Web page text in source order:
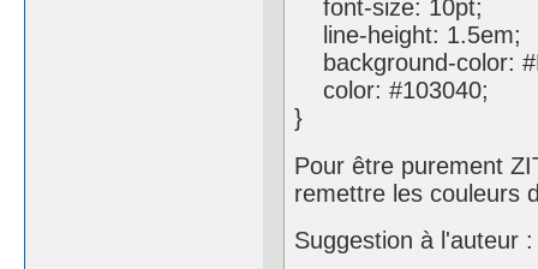
font-size: 10pt;
line-height: 1.5em;
background-color:
color: #103040;
}
Pour être purement
remettre les couleurs
Suggestion à l'auteur